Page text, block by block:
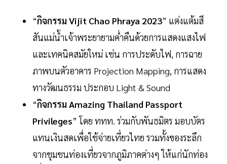
“กิจกรรม Vijit Chao Phraya 2023” แต่งแต้มสี
สันแม่นํ้าเจ้าพระยายามคํ่าคืนด้วยการแสดงแสงไฟ
และเทคนิคสมัยใหม่ เช่น การประดับไฟ, การฉาย
ภาพบนตัวอาคาร Projection Mapping, การแสดง
ทางวัฒนธรรม ประกอบ Light & Sound
“กิจกรรม Amazing Thailand Passport
Privileges” โดย ททท. ร่วมกับพันธมิตร มอบบัตร
แทนเงินสดเพื่อใช้จ่ายเที่ยวไทย รวมทั้งของระลึก
จากชุมชนท่องเที่ยวจากภูมิภาคต่างๆ ให้แก่นักท่อง